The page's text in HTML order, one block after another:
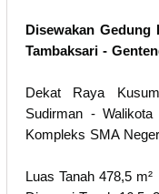
Disewakan Gedung
Tambaksari -
Dekat Raya
Sudirman -
Kompleks SMA
Luas Tanah 478,5 m²